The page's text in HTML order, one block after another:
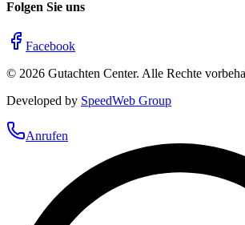
Folgen Sie uns
Facebook
© 2026 Gutachten Center. Alle Rechte
Developed by SpeedWeb Group
Anrufen